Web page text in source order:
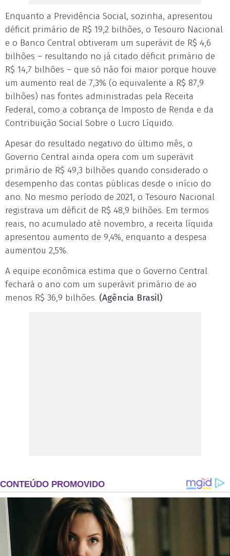
Enquanto a Previdência Social, sozinha, apresentou
déficit primário de R$ 19,2 bilhões, o Tesouro Nacional
e o Banco Central obtiveram um superávit de R$ 4,6
bilhões – resultando no já citado déficit primário de
R$ 14,7 bilhões – que só não foi maior porque houve
um aumento real de 7,3% (o equivalente a R$ 87,9
bilhões) nas fontes administradas pela Receita
Federal, como a cobrança de Imposto de Renda e da
Contribuição Social Sobre o Lucro Líquido.
Apesar do resultado negativo do último mês, o
Governo Central ainda opera com um superávit
primário de R$ 49,3 bilhões quando considerado o
desempenho das contas públicas desde o início do
ano. No mesmo período de 2021, o Tesouro Nacional
registrava um déficit de R$ 48,9 bilhões. Em termos
reais, no acumulado até novembro, a receita líquida
apresentou aumento de 9,4%, enquanto a despesa
aumentou 2,5%.
A equipe econômica estima que o Governo Central
fechará o ano com um superávit primário de ao
menos R$ 36,9 bilhões. (Agência Brasil)